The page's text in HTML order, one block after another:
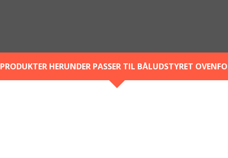
PRODUKTER HERUNDER PASSER TIL BÅLUDSTYRET